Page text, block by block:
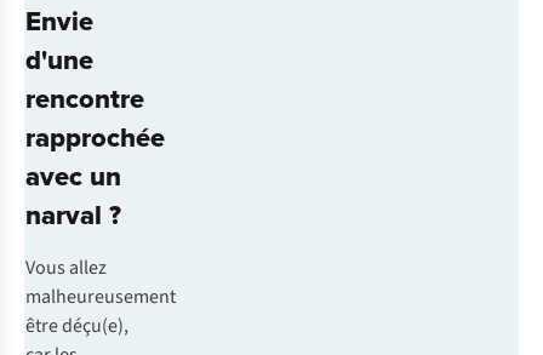
Envie
d'une
rencontre
rapprochée
avec un
narval ?
Vous allez
malheureusement
être déçu(e),